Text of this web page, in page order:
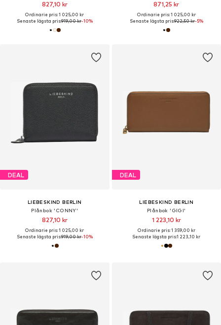
827,10 kr
Ordinarie pris: 1 025,00 kr
Senaste lägsta pris:919,00 kr-10%
871,25 kr
Ordinarie pris: 1 025,00 kr
Senaste lägsta pris:922,50 kr-5%
DEAL
LIEBESKIND BERLIN
Plånbok 'CONNY'
827,10 kr
Ordinarie pris: 1 025,00 kr
Senaste lägsta pris:919,00 kr-10%
DEAL
LIEBESKIND BERLIN
Plånbok 'GIGI'
1 223,10 kr
Ordinarie pris: 1 359,00 kr
Senaste lägsta pris:1 223,10 kr